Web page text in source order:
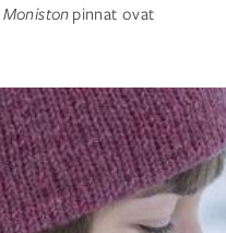
Moniston pinnat ovat